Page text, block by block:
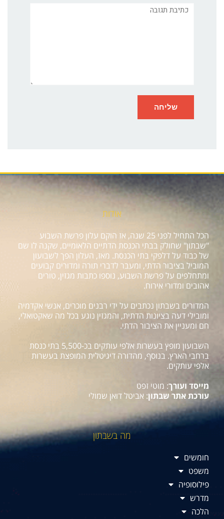
תגובה
אודות
הכל התחיל לפני 25 שנה, אז הוקם עלון פרשת השבוע
"שבתון" שחולק בבתי הכנסת הדתיים הלאומיים, שקנה לו שם
של כבוד על דלפקי בתי הכנסת. מאז, העלון הפך לשבועון
המוביל בציבור הדתי, ומעבר לדברי תורה ומדורים קבועים
ומתחלפים על פרשת השבוע, נוספו כתבות מגזין, טורים
אהובים ומדורי אירוח.
המדורים בשבתון נכתבים על ידי רבנים מוכרים, אנשי אקדמיה
ומובילי דעה בציונות הדתית, והמגזין נוגע בכל מה שאקטואלי,
חם ומעניין את הציבור הדתי.
השבועון מופץ בעשרות אלפי עותקים בכ-5,500 בתי כנסת
ברחבי הארץ. בנוסף, מהדורה דיגיטלית המופצת בעשרות
אלפי עותקים.
מייסד ועורך: מוטי זפט
עורכת אתר שבתון: אביטל דואן שמולי
מה בשבתון
חומשים
משפט
פילוסופיה
מדרש
הלכה